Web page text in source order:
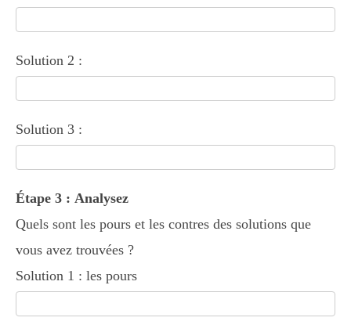
Solution 2 :
Solution 3 :
Étape 3 : Analysez
Quels sont les pours et les contres des solutions que
vous avez trouvées ?
Solution 1 : les pours